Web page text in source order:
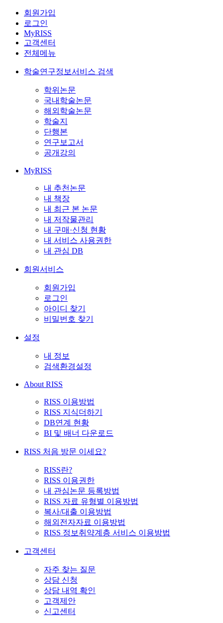
회원가입
로그인
MyRISS
고객센터
전체메뉴
학술연구정보서비스 검색
학위논문
국내학술논문
해외학술논문
학술지
단행본
연구보고서
공개강의
MyRISS
내 추천논문
내 책장
내 최근 본 논문
내 저작물관리
내 구매·신청 현황
내 서비스 사용권한
내 관심 DB
회원서비스
회원가입
로그인
아이디 찾기
비밀번호 찾기
설정
내 정보
검색환경설정
About RISS
RISS 이용방법
RISS 지식더하기
DB연계 현황
BI 및 배너 다운로드
RISS 처음 방문 이세요?
RISS란?
RISS 이용권한
내 관심논문 등록방법
RISS 자료 유형별 이용방법
복사/대출 이용방법
해외전자자료 이용방법
RISS 정보취약계층 서비스 이용방법
고객센터
자주 찾는 질문
상담 신청
상담 내역 확인
고객제안
신고센터